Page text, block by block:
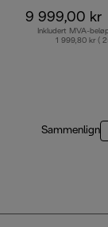
9 999,00 kr
Inkludert MVA-
1 999,80 kr (
Sammenlign